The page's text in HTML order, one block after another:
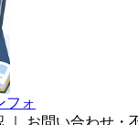
フォ
お問い合わせ・